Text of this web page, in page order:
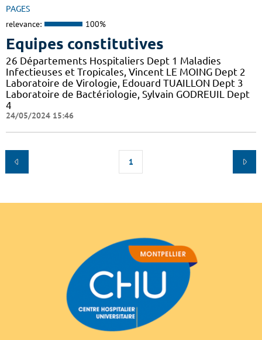
PAGES
relevance: 100%
Equipes constitutives
26 Départements Hospitaliers Dept 1 Maladies
Infectieuses et Tropicales, Vincent LE MOING Dept 2
Laboratoire de Virologie, Edouard TUAILLON Dept 3
Laboratoire de Bactériologie, Sylvain GODREUIL Dept
4
24/05/2024 15:46
1